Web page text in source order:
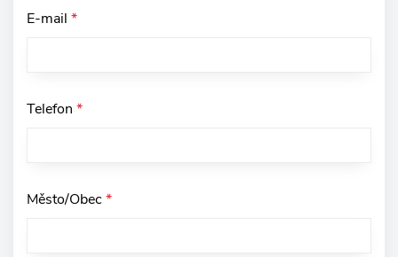
E-mail *
Telefon *
Město/Obec*